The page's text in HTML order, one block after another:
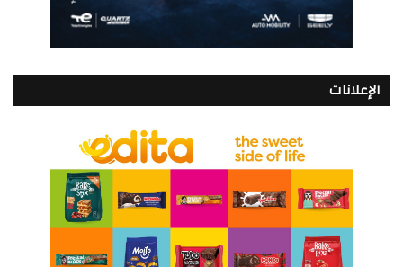
الإعلانات